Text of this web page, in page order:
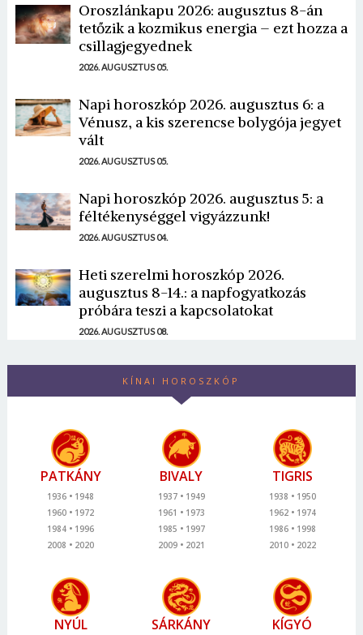
Oroszlánkapu 2026: augusztus 8-án
tetőzik a kozmikus energia – ezt hozza a
csillagjegyednek
2026. AUGUSZTUS 05.
Napi horoszkóp 2026. augusztus 6: a
Vénusz, a kis szerencse bolygója jegyet
vált
2026. AUGUSZTUS 05.
Napi horoszkóp 2026. augusztus 5: a
féltékenységgel vigyázzunk!
2026. AUGUSZTUS 04.
Heti szerelmi horoszkóp 2026.
augusztus 8-14.: a napfogyatkozás
próbára teszi a kapcsolatokat
2026. AUGUSZTUS 08.
KÍNAI HOROSZKÓP
PATKÁNY
1936
1948
1960
1972
1984
1996
2008
2020
BIVALY
1937
1949
1961
1973
1985
1997
2009
2021
TIGRIS
1938
1950
1962
1974
1986
1998
2010
2022
NYÚL SÁRKÁNY KÍGYÓ